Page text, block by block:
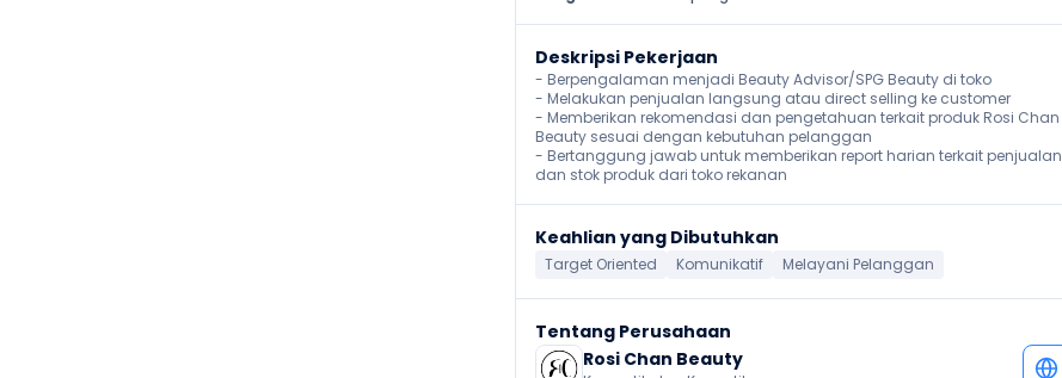
Deskripsi Pekerjaan
- Berpengalaman menjadi Beauty Advisor/SPG Beauty di toko
- Melakukan penjualan langsung atau direct selling ke customer
- Memberikan rekomendasi dan pengetahuan terkait produk Rosi Chan
Beauty sesuai dengan kebutuhan pelanggan
- Bertanggung jawab untuk memberikan report harian terkait penjualan
dan stok produk dari toko rekanan
Keahlian yang Dibutuhkan
Target Oriented Komunikatif Melayani Pelanggan
Tentang Perusahaan
Rosi Chan Beauty